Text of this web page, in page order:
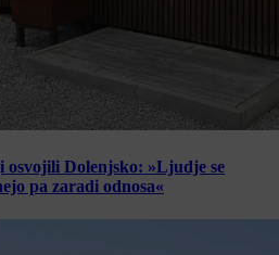
Dolenjsko: »Ljudje se
pa zaradi odnosa«